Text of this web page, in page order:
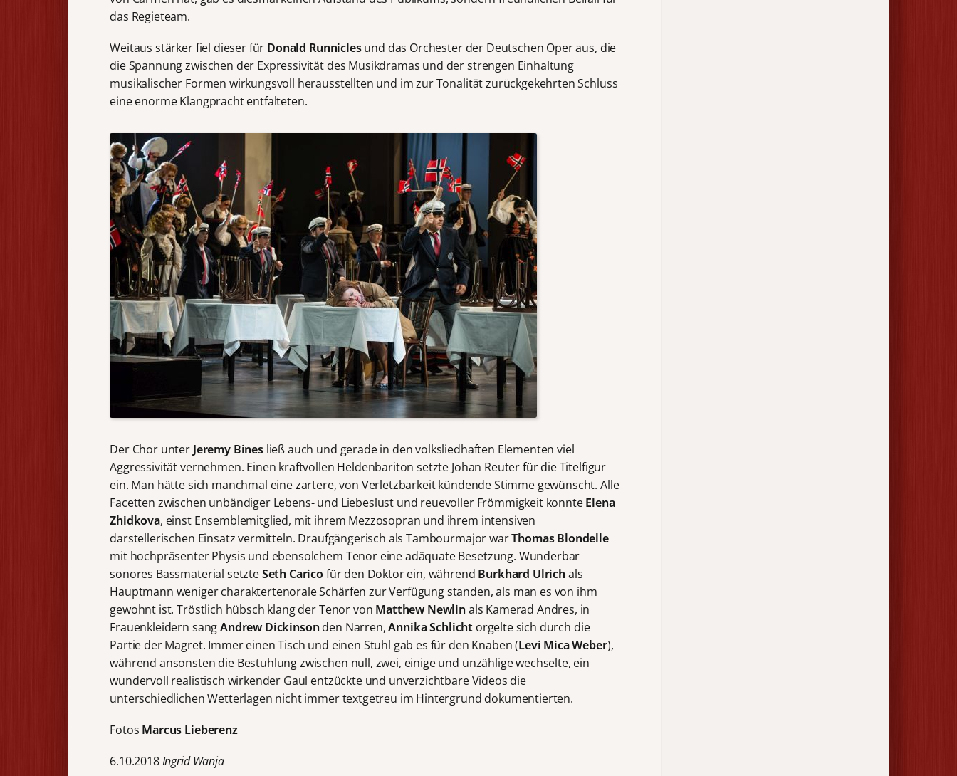
das Regieteam.
Weitaus stärker fiel dieser für Donald Runniclesund das Orchester der Deutschen Oper aus, die
die Spannung zwischen der Expressivität des Musikdramas und der strengen Einhaltung
musikalischer Formen wirkungsvoll herausstellten und im zur Tonalität zurückgekehrten Schluss
eine enorme Klangpracht entfalteten.
Der Chor unter Jeremy Binesließ auch und gerade in den volksliedhaften Elementen viel
Aggressivität vernehmen. Einen kraftvollen Heldenbariton setzte Johan Reuter für die Titelfigur
ein. Man hätte sich manchmal eine zartere, von Verletzbarkeit kündende Stimme gewünscht. Alle
Facetten zwischen unbändiger Lebens- und Liebeslust und reuevoller Frömmigkeit konnteElena
Zhidkova, einst Ensemblemitglied, mit ihrem Mezzosopran und ihrem intensiven
darstellerischen Einsatz vermitteln. Draufgängerisch als Tambourmajor warThomas Blondelle
mit hochpräsenter Physis und ebensolchem Tenor eine adäquate Besetzung. Wunderbar
sonores Bassmaterial setzteSeth Carico für den Doktor ein, während Burkhard Ulrichals
Hauptmann weniger charaktertenorale Schärfen zur Verfügung standen, als man es von ihm
gewohnt ist. Tröstlich hübsch klang der Tenor von Matthew Newlinals Kamerad Andres, in
Frauenkleidern sangAndrew Dickinsonden Narren,Annika Schlicht orgelte sich durch die
Partie der Magret. Immer einen Tisch und einen Stuhl gab es für den Knaben (Levi Mica Weber),
während ansonsten die Bestuhlung zwischen null, zwei, einige und unzählige wechselte, ein
wundervoll realistisch wirkender Gaul entzückte und unverzichtbare Videos die
unterschiedlichen Wetterlagen nicht immer textgetreu im Hintergrund dokumentierten.
Fotos Marcus Lieberenz
6.10.2018Ingrid Wanja